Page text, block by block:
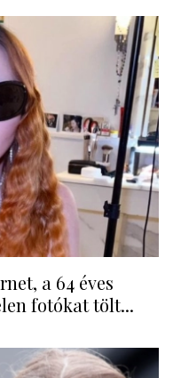
a 64 éves
fotókat tölt...